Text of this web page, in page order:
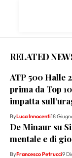
RELATED
ATP 500 Halle
prima da Top
impatta
ByLuca Innocenti18
De Minaur su
mentale e di
ByFrancesco Petrucci9